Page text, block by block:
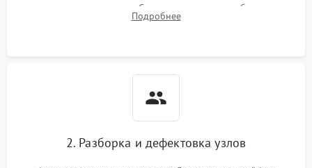
передачи видеосигнала. Считывание логов ошибок через
полетное ПО для определения характера неисправности.
Подробнее
2. Разборка и дефектовка узлов